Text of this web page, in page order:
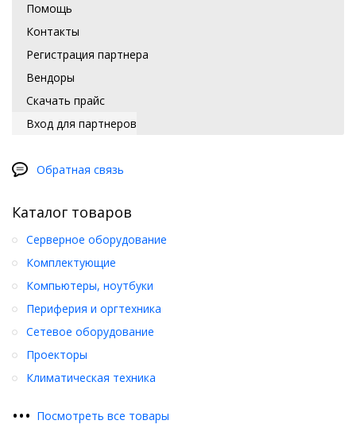
Помощь
Контакты
Регистрация партнера
Вендоры
Скачать прайс
Вход для партнеров
Обратная связь
Каталог товаров
Серверное оборудование
Комплектующие
Компьютеры, ноутбуки
Периферия и оргтехника
Сетевое оборудование
Проекторы
Климатическая техника
••• Посмотреть все товары